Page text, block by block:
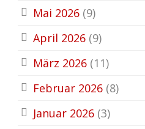
Mai 2026 (9)
April 2026 (9)
März 2026 (11)
Februar 2026 (8)
Januar 2026 (3)